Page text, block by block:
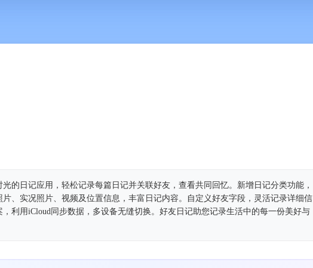
的日记应用，轻松记录每篇日记并关联好友，查看共同回忆。新增日记分类功能，
、实况照片、视频及位置信息，丰富日记内容。自定义好友字段，灵活记录详细信
利用iCloud同步数据，多设备无缝切换。好友日记助您记录生活中的每一份美好与